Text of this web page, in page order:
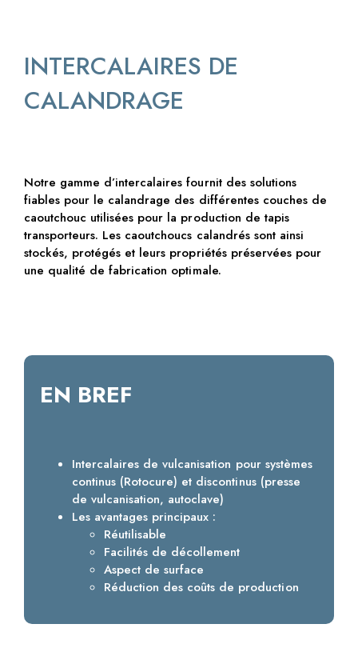
INTERCALAIRES DE
CALANDRAGE
Notre gamme d’intercalaires fournit des solutions
fiables pour le calandrage des différentes couches de
caoutchouc utilisées pour la production de tapis
transporteurs. Les caoutchoucs calandrés sont ainsi
stockés, protégés et leurs propriétés préservées pour
une qualité de fabrication optimale.
EN BREF
Intercalaires de vulcanisation pour systèmes
continus (Rotocure) et discontinus (presse
de vulcanisation, autoclave)
Les avantages principaux :
Réutilisable
Facilités de décollement
Aspect de surface
Réduction des coûts de production